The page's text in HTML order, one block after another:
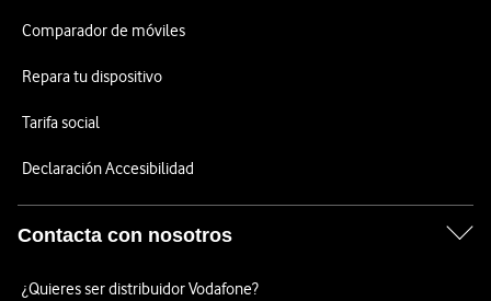
Comparador de móviles
Repara tu dispositivo
Tarifa social
Declaración Accesibilidad
Contacta con nosotros
¿Quieres ser distribuidor Vodafone?